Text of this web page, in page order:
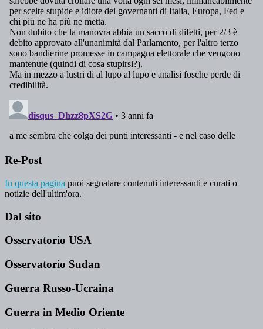
Re-Post
In questa pagina puoi segnalare contenuti interessanti e curati o
notizie dell'ultim'ora.
Dal sito
Osservatorio USA
Osservatorio Sudan
Guerra Russo-Ucraina
Guerra in Medio Oriente